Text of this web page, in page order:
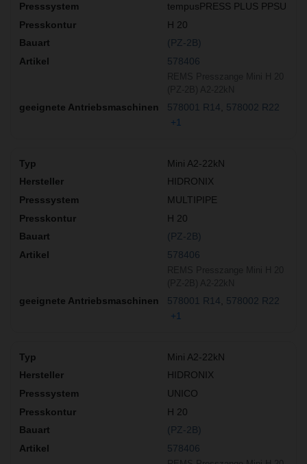
tempusPRESS PLUS PPSU
H 20
(PZ-2B)
578406
578001 R14
578002 R22
+1
Mini A2-22kN
HIDRONIX
MULTIPIPE
H 20
(PZ-2B)
578406
578001 R14
578002 R22
+1
Mini A2-22kN
HIDRONIX
UNICO
H 20
(PZ-2B)
578406